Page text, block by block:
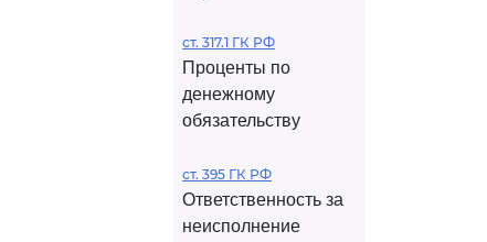
ст. 317.1 ГК РФ
Проценты по
денежному
обязательству
ст. 395 ГК РФ
Ответственность за
неисполнение